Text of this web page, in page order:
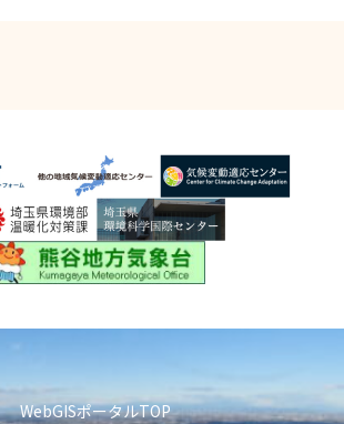
WebGISポータルTOP